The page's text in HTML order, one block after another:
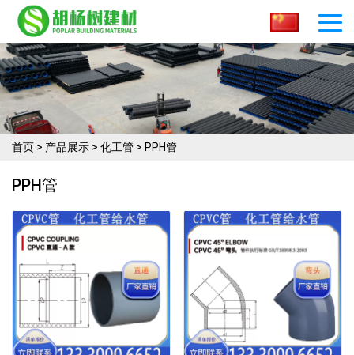
首页 > 产品展示 > 化工管 > PPH管
PPH管